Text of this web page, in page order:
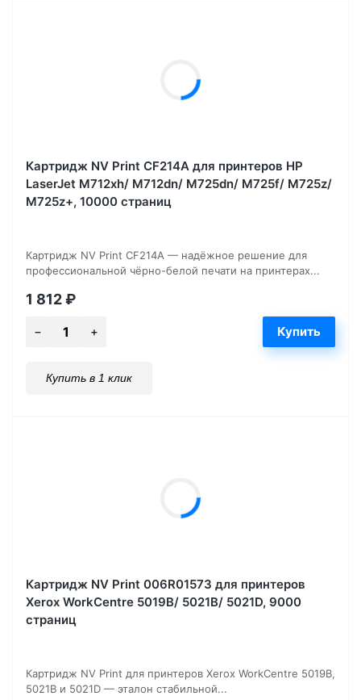
Картридж NV Print CF214A для принтеров HP
LaserJet M712xh/ M712dn/ M725dn/ M725f/ M725z/
M725z+, 10000 страниц
Картридж NV Print CF214A — надёжное решение для
профессиональной чёрно-белой печати на принтерах...
1 812₽
Купить в 1 клик
Картридж NV Print 006R01573 для принтеров
Xerox WorkCentre 5019B/ 5021B/ 5021D, 9000
страниц
Картридж NV Print для принтеров Xerox WorkCentre 5019B,
5021B и 5021D — эталон стабильной...